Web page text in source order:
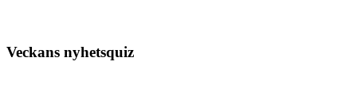
Veckans nyhetsquiz